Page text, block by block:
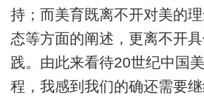
持；而美育既离不开对美的
态等方面的阐述，更离不开
践。由此来看待20世纪中国
程，我感到我们的确还需要